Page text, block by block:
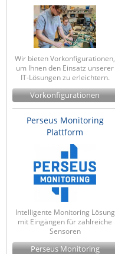
Wir bieten Vorkonfigurationen,
um Ihnen den Einsatz unserer
IT-Lösungen zu erleichtern.
Vorkonfigurationen
Perseus Monitoring
Plattform
Intelligente Monitoring Lösung
mit Eingängen für zahlreiche
Sensoren
Perseus Monitoring